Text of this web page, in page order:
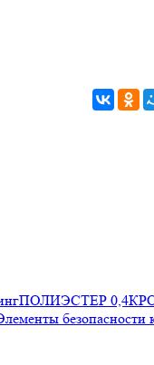
ПОЛИЭСТЕР 0,4
безопасности